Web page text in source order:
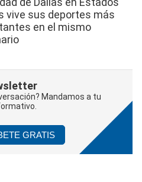
vive sus deportes más
en el mismo
Mandamos a tu
GRATIS